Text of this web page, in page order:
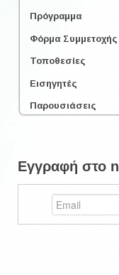
Πρόγραμμα
Φόρμα Συμμετοχής
Τοποθεσίες
Εισηγητές
Παρουσιάσεις
Εγγραφή στο